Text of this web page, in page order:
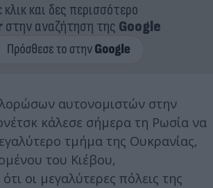
κλικ και δες περισσότερο
στην αναζήτηση της Google
αυτονομιστών στην
κάλεσε σήμερα τη Ρωσία να
τμήμα της Ουκρανίας,
του Κιέβου,
οι μεγαλύτερες πόλεις της